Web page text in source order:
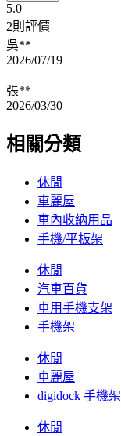
5.0
2則評價
吳**
2026/07/19
張**
2026/03/30
相關分類
休閒
車麗屋
車內收納用品
手機/平板架
休閒
汽車百貨
車用手機支架
手機架
休閒
車麗屋
digidock 手機架
休閒